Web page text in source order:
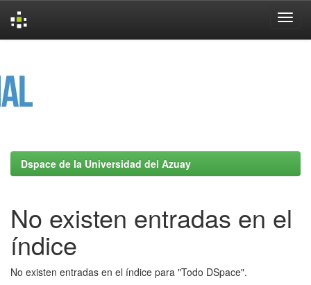
Dspace de la Universidad del Azuay
No existen entradas en el
índice
No existen entradas en el índice para "Todo DSpace".